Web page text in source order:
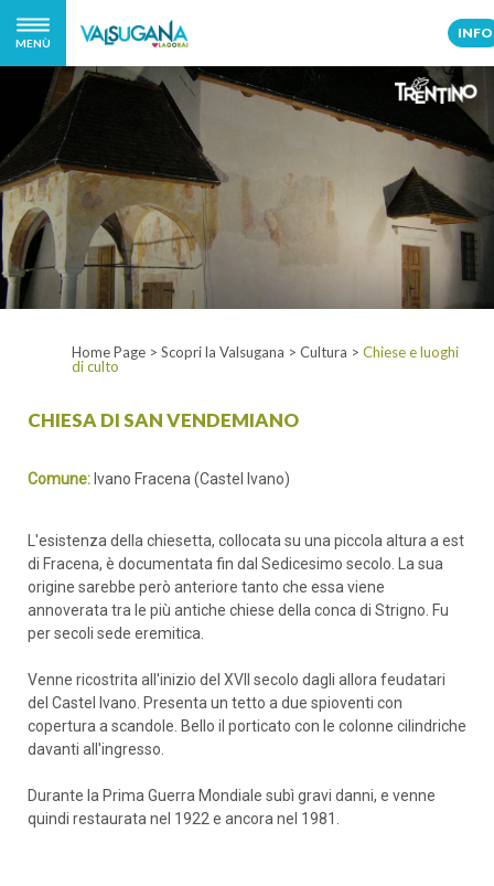
MENÙ
INFO
Home Page > Scopri la Valsugana > Cultura > Chiese e luoghi
di culto
CHIESA DI SAN VENDEMIANO
Comune: Ivano Fracena (Castel Ivano)
L'esistenza della chiesetta, collocata su una piccola altura a est
di Fracena, è documentata fin dal Sedicesimo secolo. La sua
origine sarebbe però anteriore tanto che essa viene
annoverata tra le più antiche chiese della conca di Strigno. Fu
per secoli sede eremitica.
Venne ricostrita all'inizio del XVII secolo dagli allora feudatari
del Castel Ivano. Presenta un tetto a due spioventi con
copertura a scandole. Bello il porticato con le colonne cilindriche
davanti all'ingresso.
Durante la Prima Guerra Mondiale subì gravi danni, e venne
quindi restaurata nel 1922 e ancora nel 1981.